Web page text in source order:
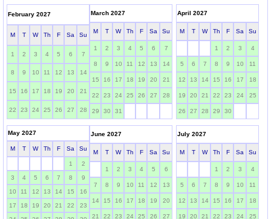
February 2027
M T W Th F Sa Su
1 2 3 4 5 6 7
8 9 10 11 12 13 14
15 16 17 18 19 20 21
22 23 24 25 26 27 28
March 2027
M T W Th F Sa Su
1 2 3 4 5 6 7
8 9 10 11 12 13 14
15 16 17 18 19 20 21
22 23 24 25 26 27 28
29 30 31
April 2027
M T W Th F Sa Su
1 2 3 4
5 6 7 8 9 10 11
12 13 14 15 16 17 18
19 20 21 22 23 24 25
26 27 28 29 30
May 2027
M T W Th F Sa Su
1 2
3 4 5 6 7 8 9
10 11 12 13 14 15 16
17 18 19 20 21 22 23
June 2027
M T W Th F Sa Su
1 2 3 4 5 6
7 8 9 10 11 12 13
14 15 16 17 18 19 20
21 22 23 24 25 26 27
July 2027
M T W Th F Sa Su
1 2 3 4
5 6 7 8 9 10 11
12 13 14 15 16 17 18
19 20 21 22 23 24 25